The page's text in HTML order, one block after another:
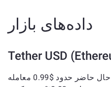
داده‌های بازار
Tether USD (Ethereum) در حال حاضر حدود $0.99 معامله